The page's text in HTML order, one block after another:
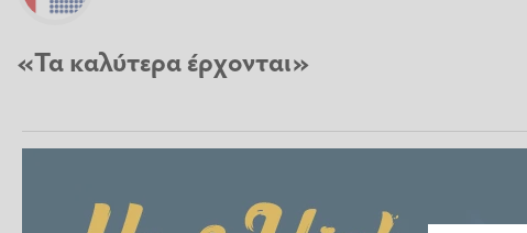
«Τα καλύτερα έρχονται»